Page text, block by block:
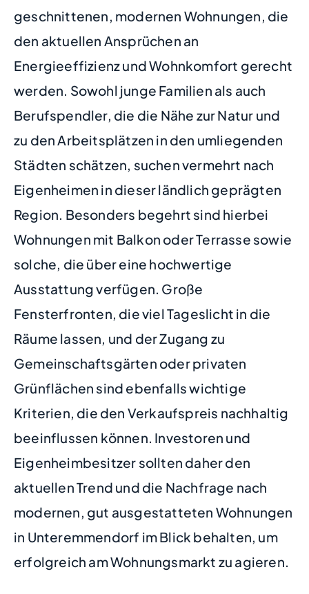
geschnittenen, modernen Wohnungen, die
den aktuellen Ansprüchen an
Energieeffizienz und Wohnkomfort gerecht
werden. Sowohl junge Familien als auch
Berufspendler, die die Nähe zur Natur und
zu den Arbeitsplätzen in den umliegenden
Städten schätzen, suchen vermehrt nach
Eigenheimen in dieser ländlich geprägten
Region. Besonders begehrt sind hierbei
Wohnungen mit Balkon oder Terrasse sowie
solche, die über eine hochwertige
Ausstattung verfügen. Große
Fensterfronten, die viel Tageslicht in die
Räume lassen, und der Zugang zu
Gemeinschaftsgärten oder privaten
Grünflächen sind ebenfalls wichtige
Kriterien, die den Verkaufspreis nachhaltig
beeinflussen können. Investoren und
Eigenheimbesitzer sollten daher den
aktuellen Trend und die Nachfrage nach
modernen, gut ausgestatteten Wohnungen
in Unteremmendorf im Blick behalten, um
erfolgreich am Wohnungsmarkt zu agieren.